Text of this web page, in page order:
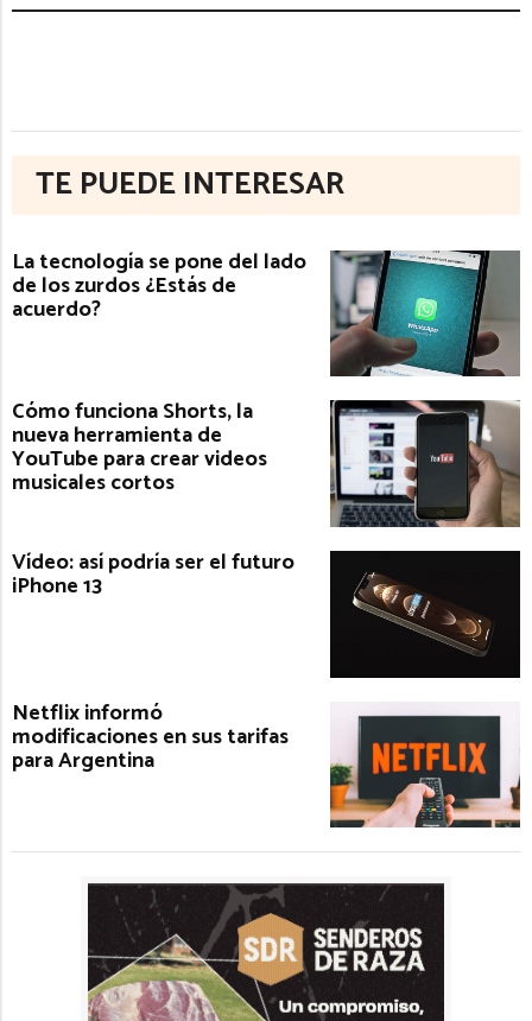
TE PUEDE INTERESAR
La tecnología se pone del lado
de los zurdos ¿Estás de
acuerdo?
Cómo funciona Shorts, la
nueva herramienta de
YouTube para crear videos
musicales cortos
Vídeo: así podría ser el futuro
iPhone 13
Netflix informó
modificaciones en sus tarifas
para Argentina